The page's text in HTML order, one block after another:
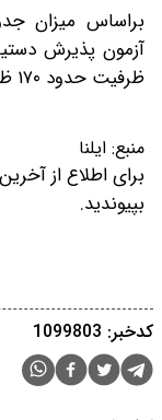
براساس میزان
آزمون پذیرش
ظرفیت حدود ۱۷۰ ظرفیت رشته محل است.
منبع: ایلنا
برای اطلاع از
بپیوندید.
کدخبر: 1099803